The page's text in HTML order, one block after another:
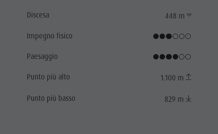
Discesa 448 m
Impegno fisico
Paesaggio
Punto più alto 1.100 m
Punto più basso 829 m